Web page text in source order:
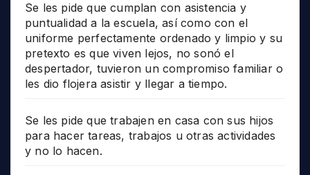
Se les pide que cumplan con asistencia y
puntualidad a la escuela, así como con el
uniforme perfectamente ordenado y limpio y su
pretexto es que viven lejos, no sonó el
despertador, tuvieron un compromiso familiar o
les dio flojera asistir y llegar a tiempo.
Se les pide que trabajen en casa con sus hijos
para hacer tareas, trabajos u otras actividades
y no lo hacen.